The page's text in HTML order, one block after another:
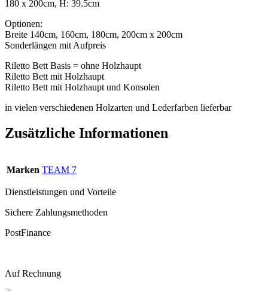
180 x 200cm, H: 39.5cm
Optionen:
Breite 140cm, 160cm, 180cm, 200cm x 200cm
Sonderlängen mit Aufpreis
Riletto Bett Basis = ohne Holzhaupt
Riletto Bett mit Holzhaupt
Riletto Bett mit Holzhaupt und Konsolen
in vielen verschiedenen Holzarten und Lederfarben lieferbar
Zusätzliche Informationen
Marken TEAM 7
Dienstleistungen und Vorteile
Sichere Zahlungsmethoden
PostFinance
Auf Rechnung